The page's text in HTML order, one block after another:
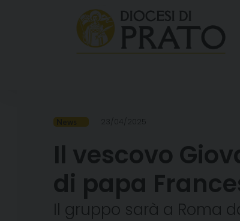
23/04/2025
Il vescovo
di papa
Il gruppo sarà a Roma